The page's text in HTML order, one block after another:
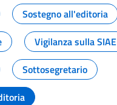
Sostegno all'editoria
Vigilanza sulla SIAE
Sottosegretario